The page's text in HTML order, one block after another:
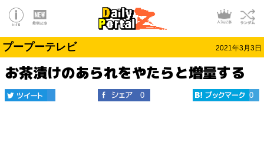
プープーテレビ 2021年3月3日
お茶漬けのあられをやたらと増量する
0 0